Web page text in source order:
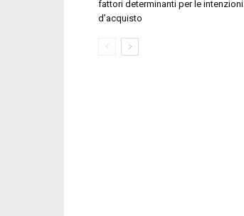
fattori determinanti per le intenzioni
d’acquisto